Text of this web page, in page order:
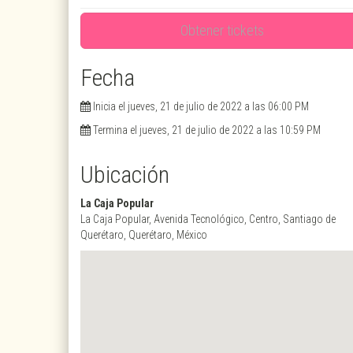
Obtener tickets
Fecha
Inicia el jueves, 21 de julio de 2022 a las 06:00 PM
Termina el jueves, 21 de julio de 2022 a las 10:59 PM
Ubicación
La Caja Popular
La Caja Popular, Avenida Tecnológico, Centro, Santiago de
Querétaro, Querétaro, México